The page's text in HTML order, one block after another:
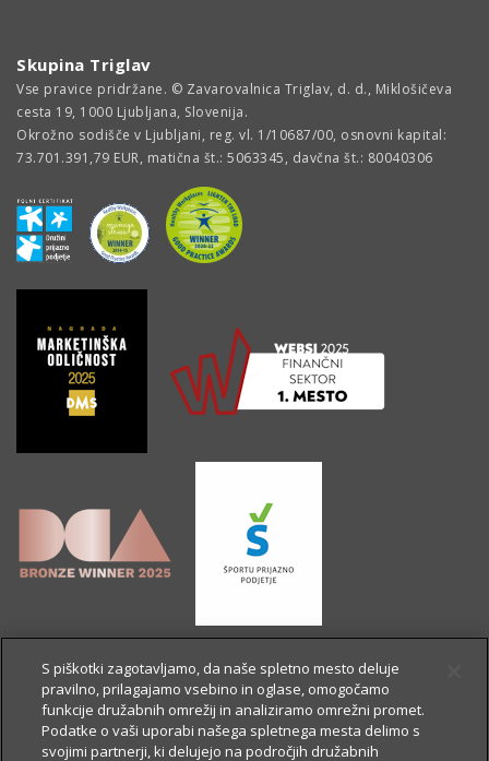
Skupina Triglav
Vse pravice pridržane. © Zavarovalnica Triglav, d. d., Miklošičeva
cesta 19, 1000 Ljubljana, Slovenija.
Okrožno sodišče v Ljubljani, reg. vl. 1/10687/00, osnovni kapital:
73.701.391,79 EUR, matična št.: 5063345, davčna št.: 80040306
S piškotki zagotavljamo, da naše spletno mesto deluje
pravilno, prilagajamo vsebino in oglase, omogočamo
funkcije družabnih omrežij in analiziramo omrežni promet.
Podatke o vaši uporabi našega spletnega mesta delimo s
svojimi partnerji, ki delujejo na področjih družabnih